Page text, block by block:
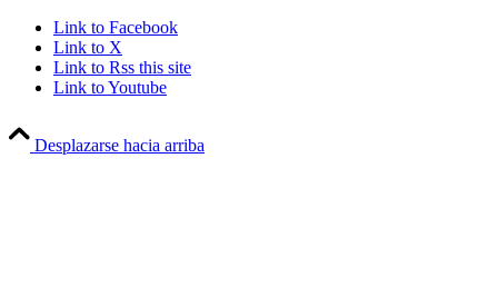
Link to Facebook
Link to X
Link to Rss this site
Link to Youtube
Desplazarse hacia arriba